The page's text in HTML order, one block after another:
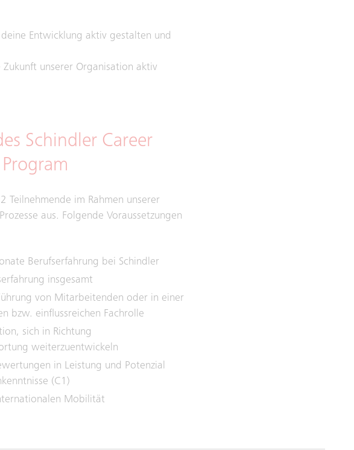
Entwicklung aktiv gestalten und
unserer Organisation aktiv
Schindler Career
Teilnehmende im Rahmen unserer
aus. Folgende Voraussetzungen
Berufserfahrung bei Schindler
insgesamt
von Mitarbeitenden oder in einer
bzw. einflussreichen Fachrolle
sich in Richtung
weiterzuentwickeln
in Leistung und Potenzial
(C1)
Mobilität